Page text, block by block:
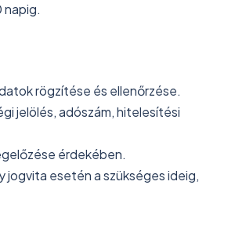
napig.
rögzítése és ellenőrzése.
jelölés, adószám, hitelesítési
érdekében.
jogvita esetén a szükséges ideig,